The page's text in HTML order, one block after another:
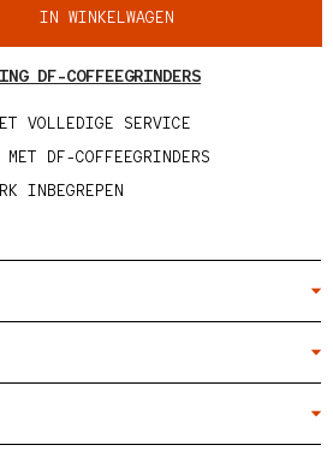
IN WINKELWAGEN
DF-COFFEEGRINDERS
VOLLEDIGE SERVICE
DF-COFFEEGRINDERS
INBEGREPEN